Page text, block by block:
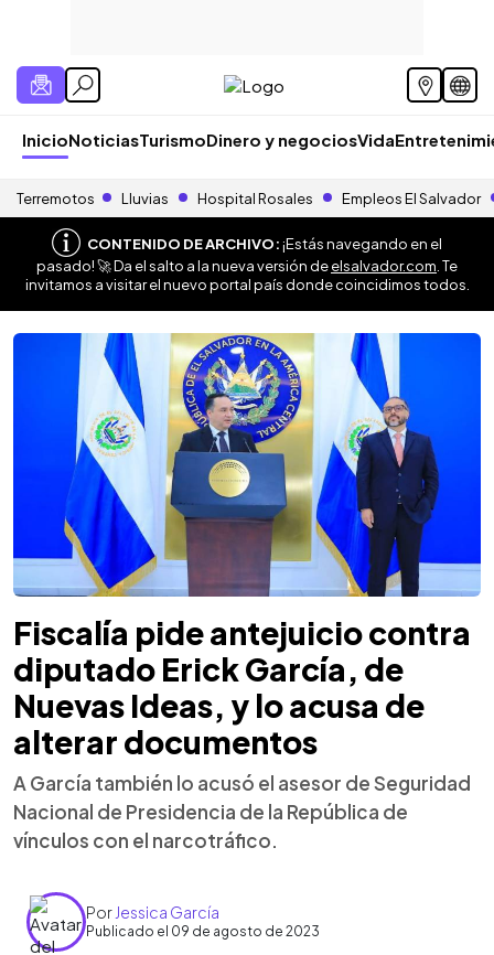
InicioNoticiasTurismoDinero y negociosVida
Terremotos Lluvias Hospital Rosales Empleos El Salvador
CONTENIDO DE ARCHIVO:¡Estás navegando en el
pasado! 🚀 Da el salto a la nueva versión deelsalvador.com . Te
invitamos a visitar el nuevo portal país donde coincidimos todos.
Fiscalía pide antejuicio contra
diputado Erick García, de
Nuevas Ideas, y lo acusa de
alterar documentos
A García también lo acusó el asesor de Seguridad
Nacional de Presidencia de la República de
vínculos con el narcotráfico.
Por Jessica García
Publicado el 09 de agosto de 2023